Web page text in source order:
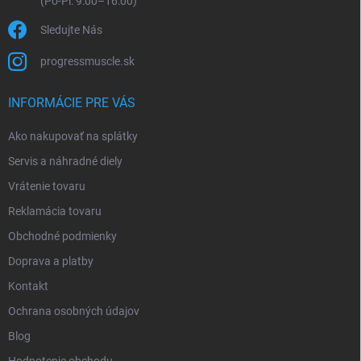
Sledujte Nás
progressmuscle.sk
INFORMÁCIE PRE VÁS
Ako nakupovať na splátky
Servis a náhradné diely
Vrátenie tovaru
Reklamácia tovaru
Obchodné podmienky
Doprava a platby
Kontakt
Ochrana osobných údajov
Blog